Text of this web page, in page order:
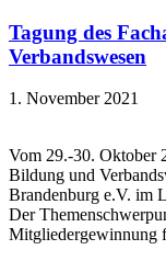
Tagung des
Verbandswesen
1. November 2021
Vom 29.-30. Oktober
Bildung und
Brandenburg e.V. im
Der
Mitgliedergewinnung